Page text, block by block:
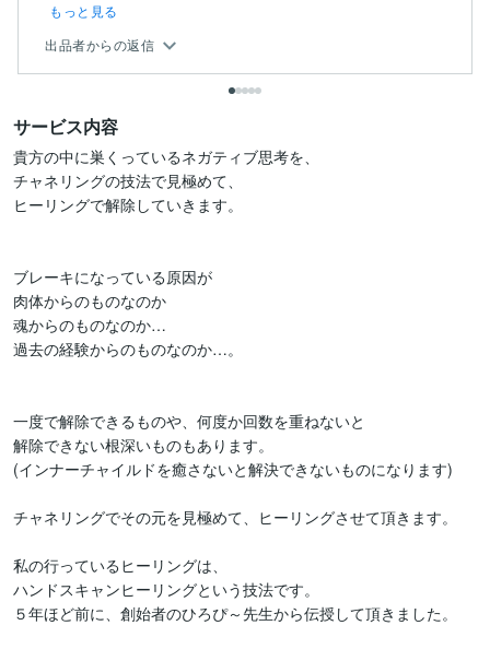
もっと見る
出品者からの返信
サービス内容
貴方の中に巣くっているネガティブ思考を、
チャネリングの技法で見極めて、
ヒーリングで解除していきます。
ブレーキになっている原因が
肉体からのものなのか
魂からのものなのか…
過去の経験からのものなのか…。
一度で解除できるものや、何度か回数を重ねないと
解除できない根深いものもあります。
(インナーチャイルドを癒さないと解決できないものになります)
チャネリングでその元を見極めて、ヒーリングさせて頂きます。
私の行っているヒーリングは、
ハンドスキャンヒーリングという技法です。
５年ほど前に、創始者のひろぴ～先生から伝授して頂きました。